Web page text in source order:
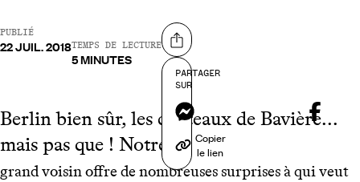
PUBLIÉ
22 JUIL. 2018TEMPS DE LECTURE
5 MINUTES
Partager sur
PARTAGER
SUR
Messenger
Copier
le lien
Berlin bien sûr, les châteaux de Bavière...
mais pas que ! Notre
grand voisin offre de nombreuses surprises à qui veut